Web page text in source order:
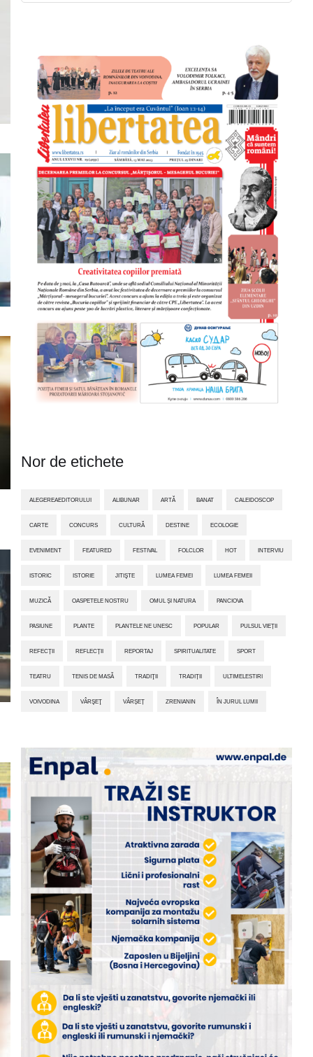
Nor de etichete
ALEGEREAEDITORULUI ALIBUNAR ARTĂ BANAT CALEIDOSCOP
CARTE CONCURS CULTURĂ DESTINE ECOLOGIE
EVENIMENT FEATURED FESTIVAL FOLCLOR HOT INTERVIU
ISTORIC ISTORIE JITIŞTE LUMEA FEMEI LUMEA FEMEII
MUZICĂ OASPETELE NOSTRU OMUL ȘI NATURA PANCIOVA
PASIUNE PLANTE PLANTELE NE UNESC POPULAR PULSUL VIEȚII
REFECȚII REFLECȚII REPORTAJ SPIRITUALITATE SPORT
TEATRU TENIS DE MASĂ TRADIŢII TRADIȚII ULTIMELESTIRI
VOIVODINA VÂRŞEŢ VÂRȘEȚ ZRENIANIN ÎN JURUL LUMII